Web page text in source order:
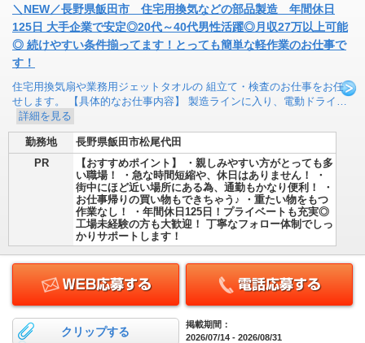
＼NEW／長野県飯田市 住宅用換気などの部品製造 年間休日
125日 大手企業で安定◎20代～40代男性活躍◎月収27万以上可能
◎ 続けやすい条件揃ってます！とっても簡単な軽作業のお仕事で
す！
住宅用換気扇や業務用ジェットタオルの 組立て・検査のお仕事をお任
せします。 【具体的なお仕事内容】 製造ラインに入り、電動ドライ…
詳細を見る
勤務地
長野県飯田市松尾代田
PR
【おすすめポイント】 ・親しみやすい方がとっても多
い職場！ ・急な時間短縮や、休日はありません！ ・
街中にほど近い場所にある為、通勤もかなり便利！ ・
お仕事帰りの買い物もできちゃう♪ ・重たい物をもつ
作業なし！ ・年間休日125日！プライベートも充実◎
工場未経験の方も大歓迎！ 丁寧なフォロー体制でしっ
かりサポートします！
クリップする
掲載期間：
2026/07/14 - 2026/08/31